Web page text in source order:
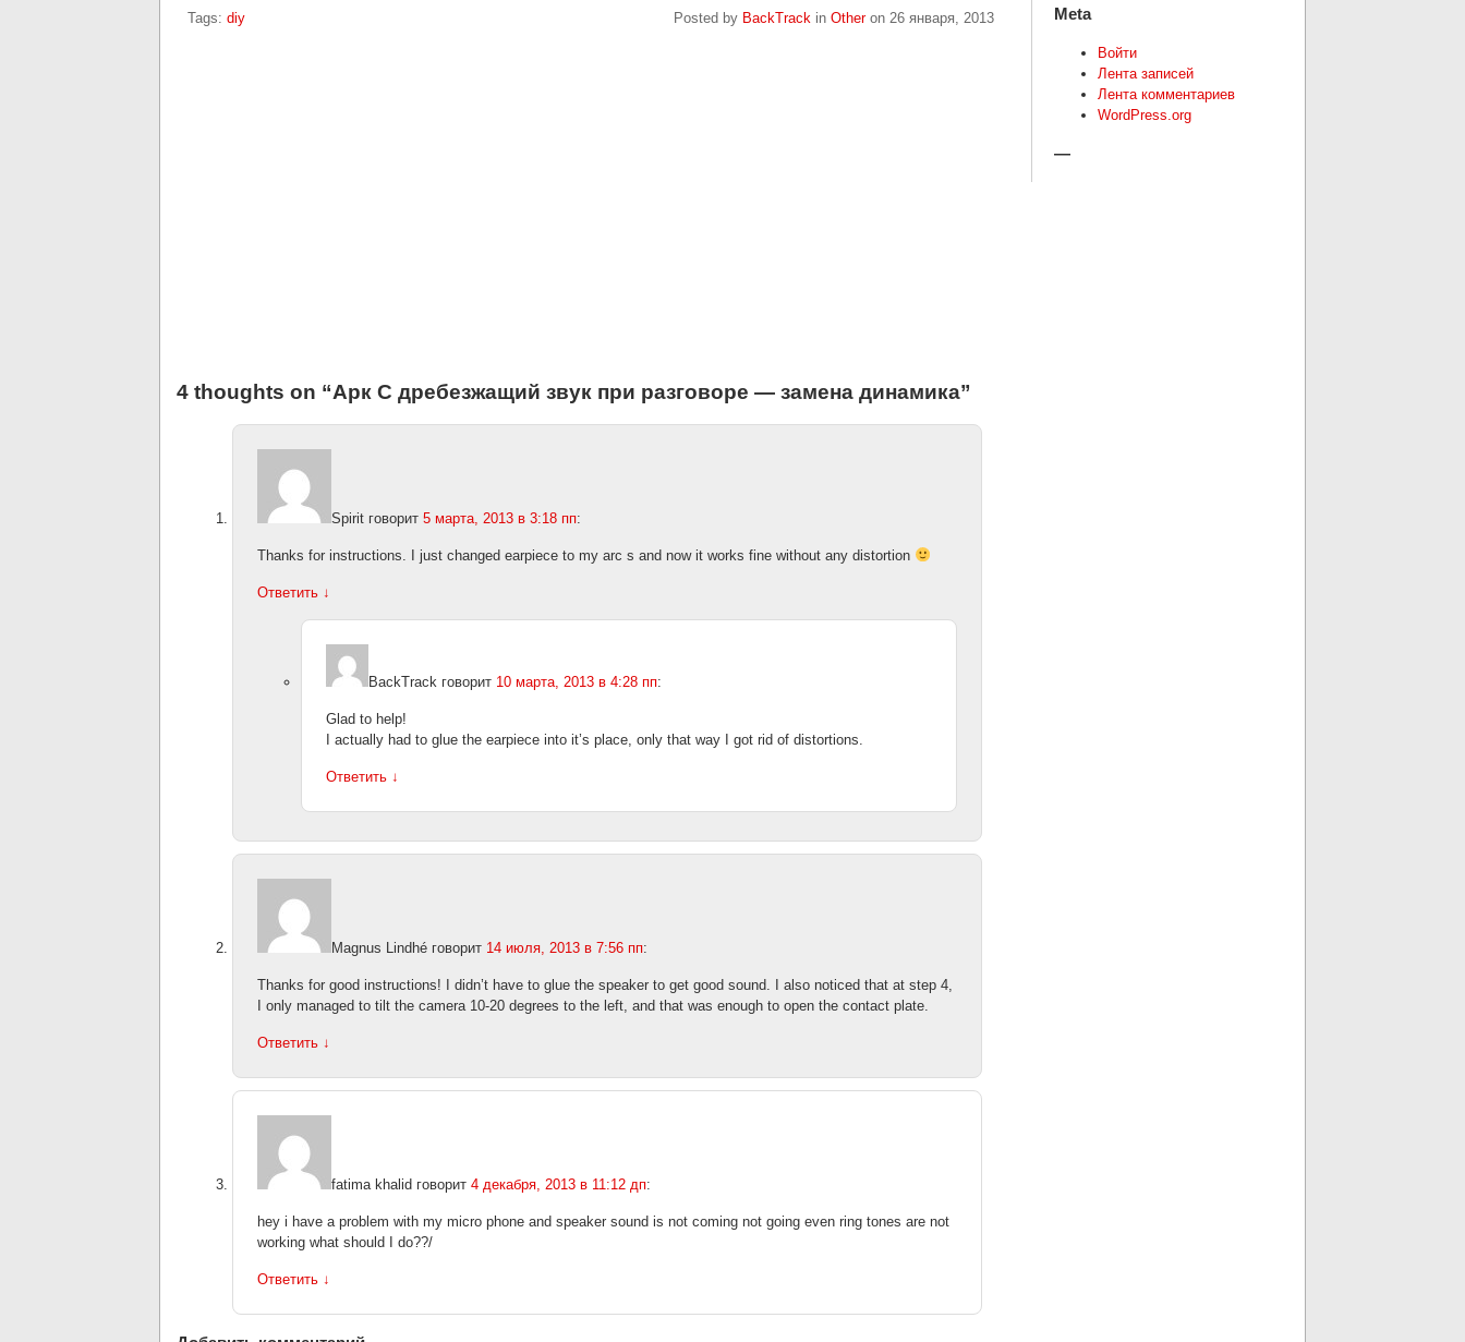
Tags: diy Posted by BackTrack in Otheron 26 января, 2013
4 thoughts on “Арк С дребезжащий звук при разговоре — замена динамика”
Spirit говорит 5 марта, 2013 в 3:18 пп:
Thanks for instructions. I just changed earpiece to my arc s and now it works fine without any distortion
Ответить ↓
BackTrack говорит 10 марта, 2013 в 4:28 пп:
Glad to help!
I actually had to glue the earpiece into it’s place, only that way I got rid of distortions.
Ответить ↓
Magnus Lindhé говорит 14 июля, 2013 в 7:56 пп:
Thanks for good instructions! I didn’t have to glue the speaker to get good sound. I also noticed that at step 4,
I only managed to tilt the camera 10-20 degrees to the left, and that was enough to open the contact plate.
Ответить ↓
fatima khalid говорит 4 декабря, 2013 в 11:12 дп:
hey i have a problem with my micro phone and speaker sound is not coming not going even ring tones are not
working what should I do??/
Ответить ↓
Meta
Войти
Лента записей
Лента комментариев
WordPress.org
—